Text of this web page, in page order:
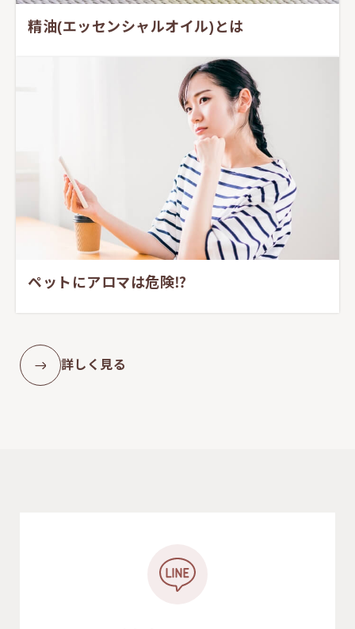
精油(エッセンシャルオイル)とは
ペットにアロマは危険⁉︎
詳しく見る